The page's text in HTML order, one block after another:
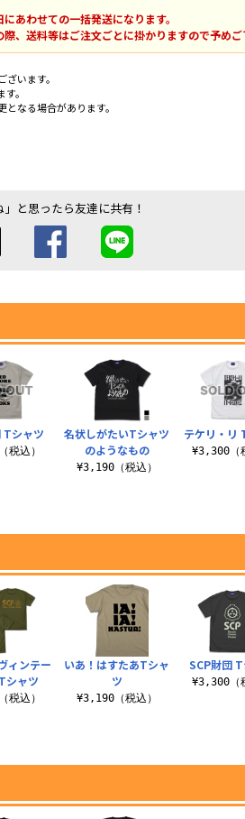
あわせての一括発送になります。
、送料等はご注文ごとに掛かりますので予めご
います。
。
なる場合があります。
」と思ったら友達に共有！
Tシャツ
税込）
名状しがたいTシャツ
のようなもの
¥3,190（税込）
テケリ・リ
¥3,300（
ィンテー
シャツ
税込）
いあ！はすたあTシャ
ツ
¥3,190（税込）
SCP財団
¥3,300（